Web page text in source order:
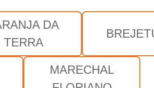
DA
TERRA
MARECHAL